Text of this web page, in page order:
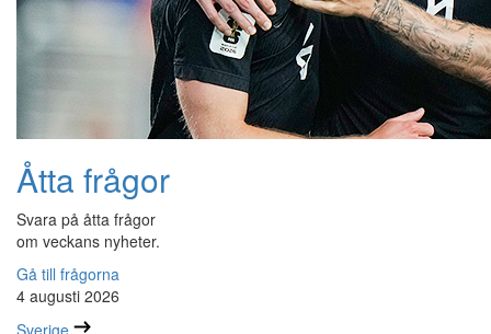
Åtta frågor
Svara på åtta frågor
om veckans nyheter.
Gå till frågorna
4 augusti 2026